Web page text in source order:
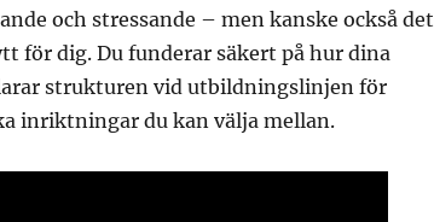
och stressande – men kanske också det
för dig. Du funderar säkert på hur dina
strukturen vid utbildningslinjen för
inriktningar du kan välja mellan.